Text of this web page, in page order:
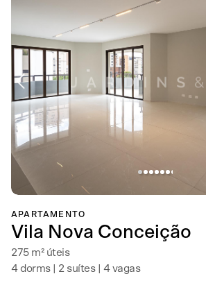
APARTAMENTO
Vila Nova Conceição
275 m² úteis
4 dorms | 2 suítes | 4 vagas